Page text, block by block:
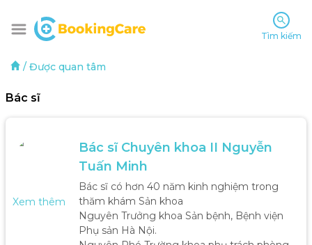
Tìm kiếm
/ Được quan tâm
Bác sĩ
Xem thêm
Bác sĩ Chuyên khoa II Nguyễn
Tuấn Minh
Bác sĩ có hơn 40 năm kinh nghiệm trong
thăm khám Sản khoa
Nguyên Trưởng khoa Sản bệnh, Bệnh viện
Phụ sản Hà Nội.